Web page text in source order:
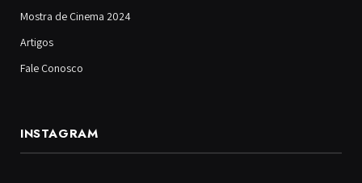
Mostra de Cinema 2024
Artigos
Fale Conosco
INSTAGRAM